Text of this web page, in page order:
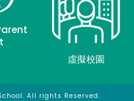
虛擬校園
All rights Reserved.